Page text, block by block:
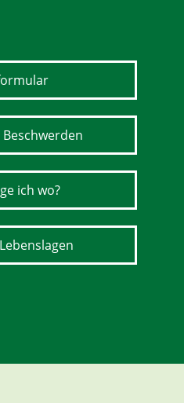
ich wo?